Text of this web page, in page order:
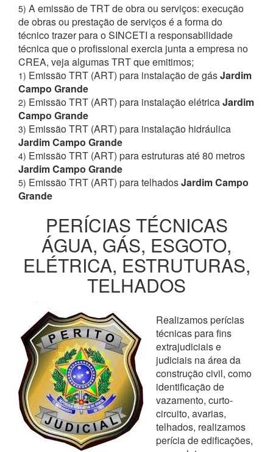
5) A emissão de TRT de obra ou serviços: execução
de obras ou prestação de serviços é a forma do
técnico trazer para o SINCETI a responsabilidade
técnica que o profissional exercia junta a empresa no
CREA, veja algumas TRT que emitimos;
1) Emissão TRT (ART) para instalação de gásJardim
Campo Grande
2) Emissão TRT (ART) para instalação elétricaJardim
Campo Grande
3) Emissão TRT (ART) para instalação hidráulica
Jardim Campo Grande
4) Emissão TRT (ART) para estruturas até 80 metros
Jardim Campo Grande
5) Emissão TRT (ART) para telhadosJardim Campo
Grande
PERÍCIAS TÉCNICAS
ÁGUA, GÁS, ESGOTO,
ELÉTRICA, ESTRUTURAS,
TELHADOS
Realizamos perícias
técnicas para fins
extrajudiciais e
judiciais na área da
construção civil, como
identificação de
vazamento, curto-
circuito, avarias,
telhados, realizamos
perícia de edificações,